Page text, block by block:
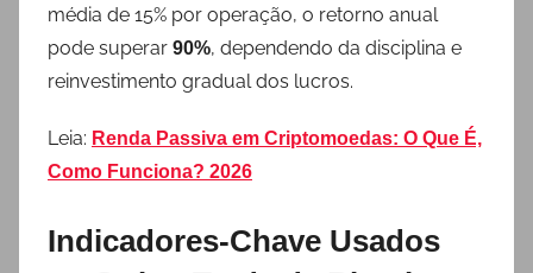
média de 15% por operação, o retorno anual
pode superar 90%, dependendo da disciplina e
reinvestimento gradual dos lucros.
Leia: Renda Passiva em Criptomoedas: O Que É,
Como Funciona? 2026
Indicadores-Chave Usados